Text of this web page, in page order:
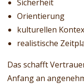
Sicherheit
Orientierung
kulturellen
realistische
Das schafft
Anfang an